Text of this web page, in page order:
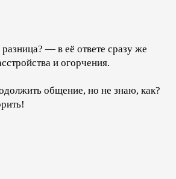
— в её ответе сразу же
и огорчения.
общение, но не знаю, как?